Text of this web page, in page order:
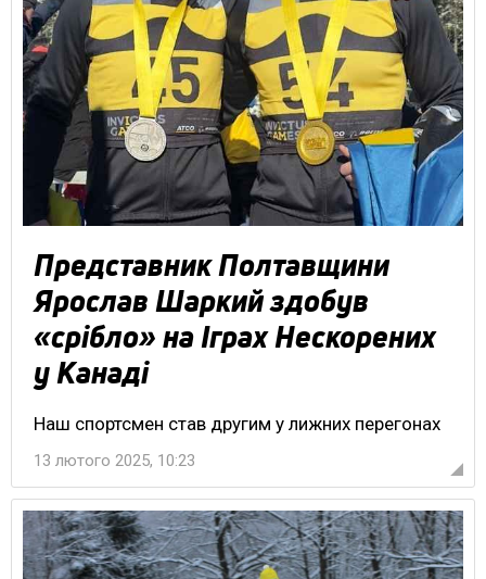
Представник Полтавщини
Ярослав Шаркий здобув
«срібло» на Іграх Нескорених
у Канаді
Наш спортсмен став другим у лижних перегонах
13 лютого 2025, 10:23